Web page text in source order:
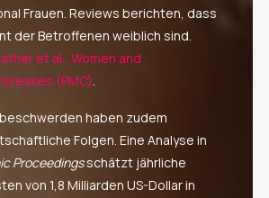
Frauen. Reviews berichten, dass
der Betroffenen weiblich sind.
et al., Women and
(PMC)
haben zudem
Folgen. Eine Analyse in
Proceedingsschätzt jährliche
von 1,8 Milliarden US-Dollar in